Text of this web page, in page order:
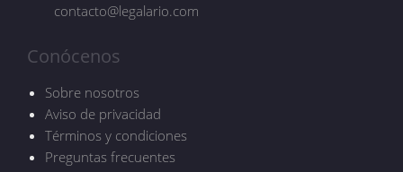
contacto@legalario.com
Conócenos
Sobre nosotros
Aviso de privacidad
Términos y condiciones
Preguntas frecuentes